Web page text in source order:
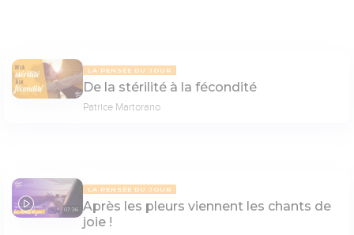
LA PENSÉE DU JOUR
De la stérilité à la fécondité
Patrice Martorano
07:36
LA PENSÉE DU JOUR
Après les pleurs viennent les chants de
joie !